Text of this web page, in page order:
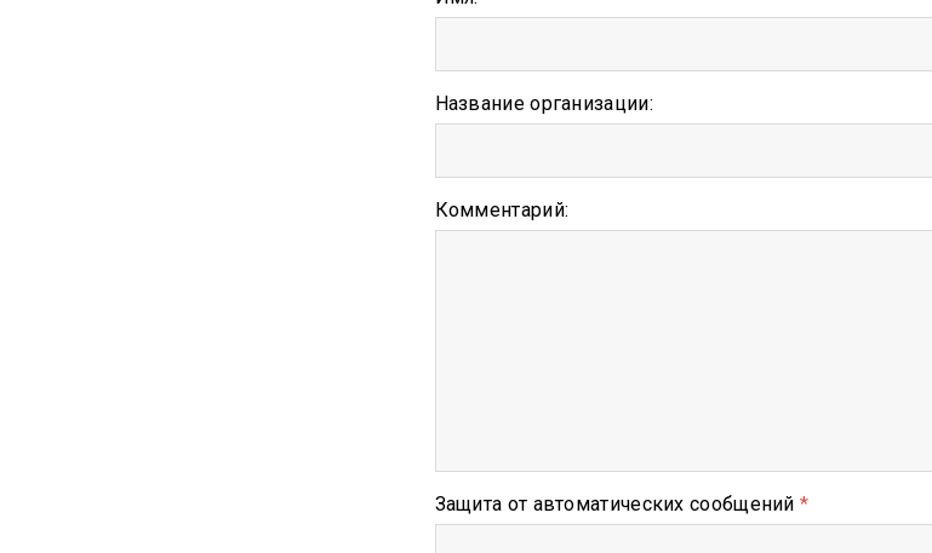
Название организации:
Комментарий:
Защита от автоматических сообщений *